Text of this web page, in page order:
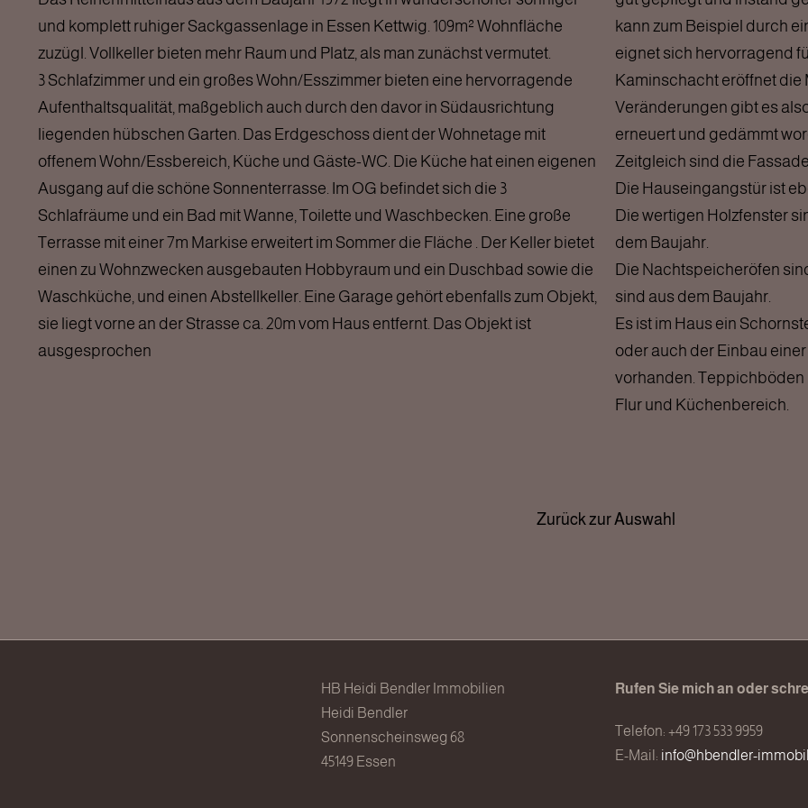
und komplett ruhiger Sackgassenlage in Essen Kettwig. 109m² Wohnfläche
zuzügl. Vollkeller bieten mehr Raum und Platz, als man zunächst vermutet.
3 Schlafzimmer und ein großes Wohn/Esszimmer bieten eine hervorragende
Aufenthaltsqualität, maßgeblich auch durch den davor in Südausrichtung
liegenden hübschen Garten. Das Erdgeschoss dient der Wohnetage mit
offenem Wohn/Essbereich, Küche und Gäste-WC. Die Küche hat einen eigenen
Ausgang auf die schöne Sonnenterrasse. Im OG befindet sich die 3
Schlafräume und ein Bad mit Wanne, Toilette und Waschbecken. Eine große
Terrasse mit einer 7m Markise erweitert im Sommer die Fläche . Der Keller bietet
einen zu Wohnzwecken ausgebauten Hobbyraum und ein Duschbad sowie die
Waschküche, und einen Abstellkeller. Eine Garage gehört ebenfalls zum Objekt,
sie liegt vorne an der Strasse ca. 20m vom Haus entfernt. Das Objekt ist
ausgesprochen
kann zum Beispiel durch
eignet sich hervorragend
Kaminschacht eröffnet die
Veränderungen gibt es
erneuert und gedämmt
Zeitgleich sind die
Die Hauseingangstür ist
Die wertigen Holzfenster
dem Baujahr.
Die Nachtspeicheröfen
sind aus dem Baujahr.
Es ist im Haus ein
oder auch der Einbau
vorhanden. Teppichböden
Flur und Küchenbereich.
Zurück zur Auswahl
HB Heidi Bendler Immobilien
Heidi Bendler
Sonnenscheinsweg 68
45149 Essen
Rufen Sie mich an oder
Telefon: +49 173 533 9959
E-Mail: info@hbendler-